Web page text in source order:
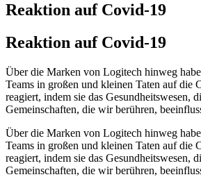
Reaktion auf Covid-19
Reaktion auf Covid-19
Über die Marken von Logitech hinweg
Teams in großen und kleinen Taten auf die
reagiert, indem sie das Gesundheitswesen,
Gemeinschaften, die wir berühren,
Über die Marken von Logitech hinweg
Teams in großen und kleinen Taten auf die
reagiert, indem sie das Gesundheitswesen,
Gemeinschaften, die wir berühren,